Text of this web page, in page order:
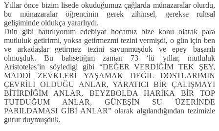
Yıllar önce bizim lisede okuduğumuz çağlarda münazaralar olurdu,
bu münazaralar öğrencinin gerek zihinsel, gerekse ruhsal
gelişiminde oldukça yararlıydı.
Dün gibi hatırlıyorum edebiyat hocamız bize konu olarak para
mutluluk getirirmi, yoksa getirmezmi tezini vermişdi, o gün için ben
ve arkadaşlar getirmez tezini savunmuşduk ve epey başarılı
olmuşduk. Bu bahsetiğim zaman 73 ‘lü yıllar, mutluluk
Aristoteles’in söyledigi gibi “DEĞER VERDİĞİM TEK ŞEY,
MADDİ ZEVKLERİ YAŞAMAK DEĞİL DOSTLARIMIN
ÇEVRİLİ OLDUĞU ANLAR, YARATICI BİR ÇALIŞMAYI
BİTİRDİĞİM ANLAR, BEYZBOLDA HARİKA BİR TOP
TUTDUĞUM ANLAR, GÜNEŞİN SU ÜZERİNDE
PARILDAMASI GİBİ ANLAR” olarak algılandığından tezimizle
gurur duymuşduk.